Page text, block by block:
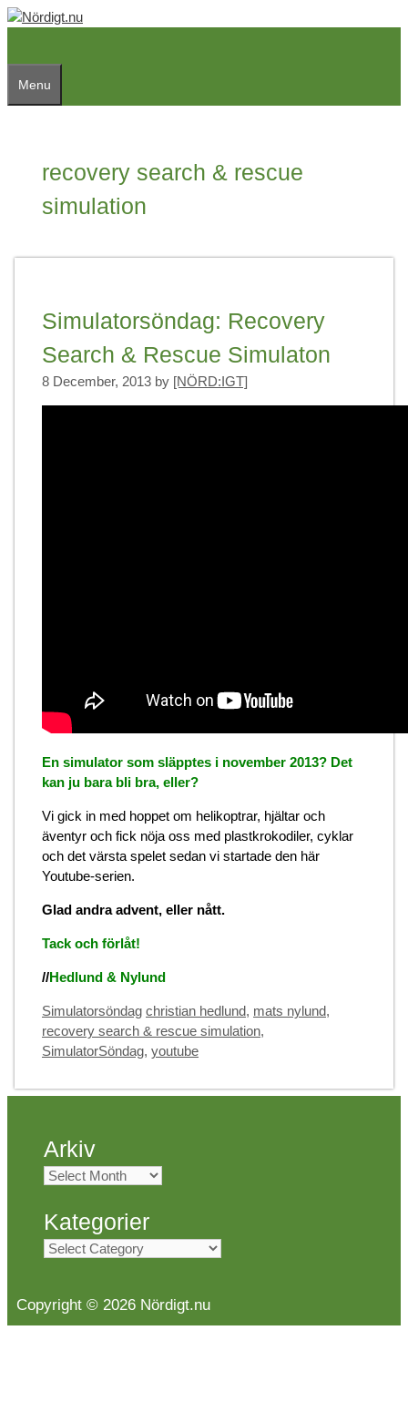
Skip
Menu
recovery search & rescue
simulation
Simulatorsöndag: Recovery
Search & Rescue Simulaton
8 December, 2013 by [NÖRD:IGT]
En simulator som släpptes i november 2013? Det
kan ju bara bli bra, eller?
Vi gick in med hoppet om helikoptrar, hjältar och
äventyr och fick nöja oss med plastkrokodiler, cyklar
och det värsta spelet sedan vi startade den här
Youtube-serien.
Glad andra advent, eller nått.
Tack och förlåt!
//Hedlund & Nylund
Categories
Simulatorsöndag Tags
christian hedlund, mats nylund,
recovery search & rescue simulation,
SimulatorSöndag, youtube
Arkiv
Arkiv
Kategorier
Kategorier
Copyright © 2026 Nördigt.nu